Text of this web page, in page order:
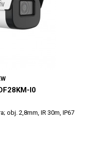
I0
obj. 2,8mm, IR 30m, IP67